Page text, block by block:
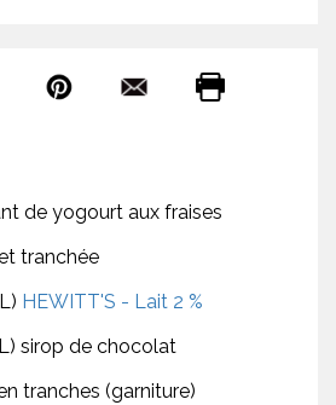
de yogourt aux fraises
tranchée
HEWITT'S - Lait 2 %
sirop de chocolat
tranches (garniture)